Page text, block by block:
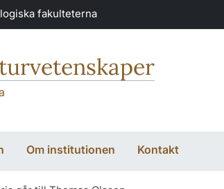
fakulteterna
Om institutionen Kontakt